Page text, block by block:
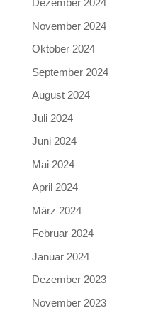
Dezember 2024
November 2024
Oktober 2024
September 2024
August 2024
Juli 2024
Juni 2024
Mai 2024
April 2024
März 2024
Februar 2024
Januar 2024
Dezember 2023
November 2023